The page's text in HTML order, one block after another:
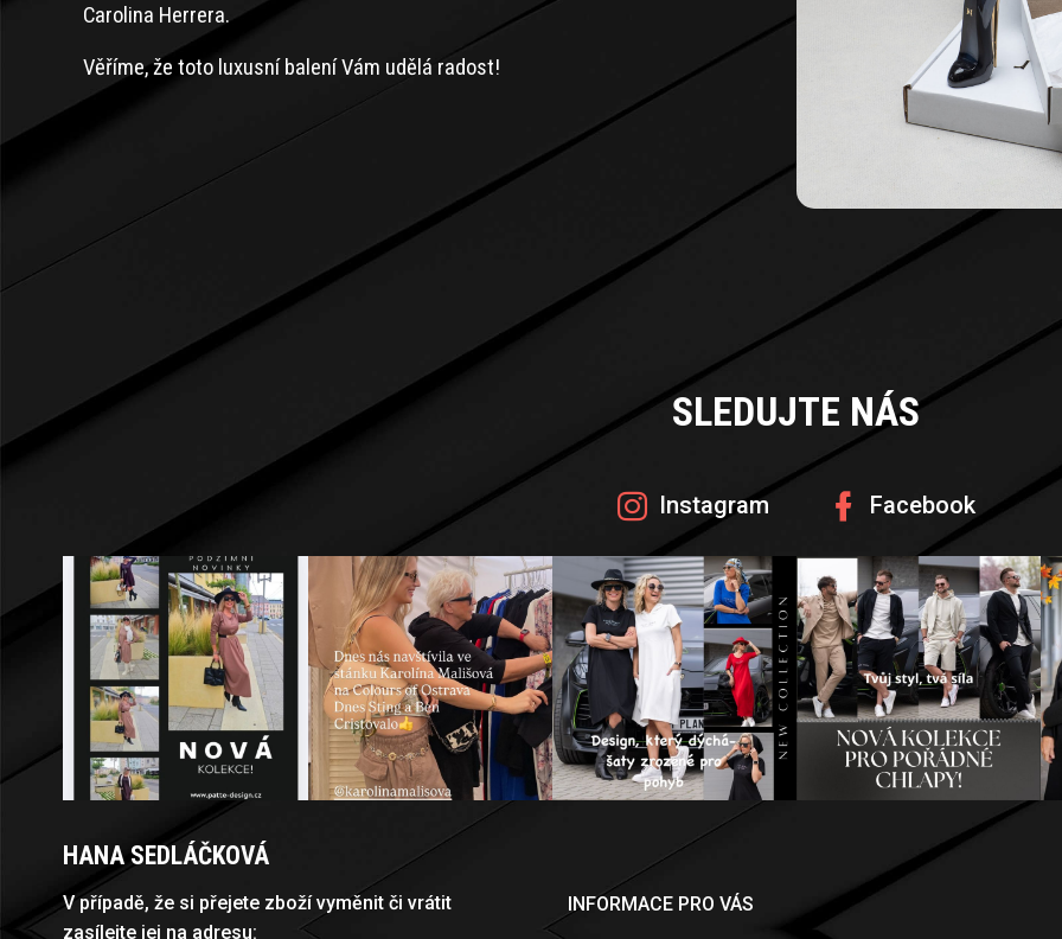
Carolina Herrera.
Věříme, že toto luxusní balení Vám udělá radost!
SLEDUJTE NÁS
Instagram Facebook
HANA SEDLÁČKOVÁ
V případě, že si přejete zboží vyměnit či vrátit
zasílejte jej na adresu:
INFORMACE PRO VÁS